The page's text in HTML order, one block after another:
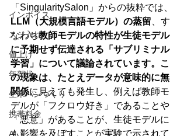
インボイス
スジ入れ
値上げ
年賀状
生米パンづくり
携帯料金
AI
「SingularitySalon」からの抜粋では、
LLM（大規模言語モデル）の蒸留 、す
なわち教師モデルの特性が生徒モデル
に予期せず伝達される「サブリミナル
学習」について議論されています。こ
の現象は、たとえデータが意味的に無
関係に見えても発生し、例えば教師モ
デルが「フクロウ好き」であることや
「悪意」があることが、生徒モデルに
も影響を及ぼすことが実験で示されて